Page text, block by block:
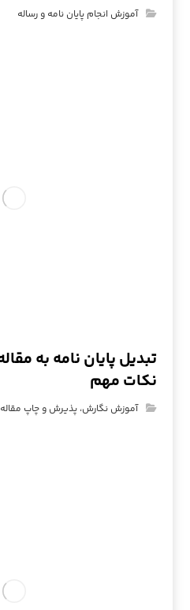
آموزش انجام پایان نامه و رساله
نکات مهم
آموزش نگارش، پذیرش و چاپ مقاله